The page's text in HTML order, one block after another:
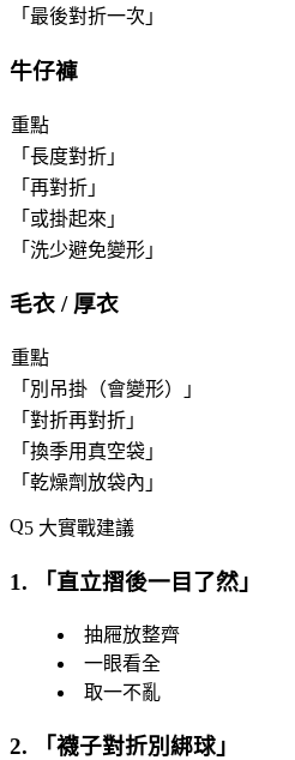
「 最後對折一次 」
牛仔褲
重點
「 長度對折 」
「 再對折 」
「 或掛起來 」
「 洗少避免變形 」
毛衣 / 厚衣
重點
「 別吊掛（會變形） 」
「 對折再對折 」
「 換季用真空袋 」
「 乾燥劑放袋內 」
5 大實戰建議
1. 「 直立摺後一目了然 」
抽屜放整齊
一眼看全
取一不亂
2. 「襪子對折別綁球 」